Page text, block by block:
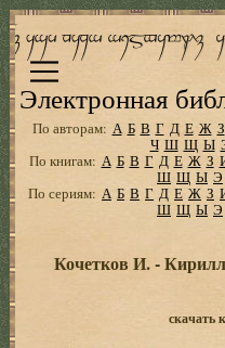
Электронная
По авторам: А Б В Г Д Е Ж З
Ч Ш Щ Ы
По книгам: А Б В Г Д Е Ж З
Ш Щ Ы Э
По сериям: А Б В Г Д Е Ж З
Ш Щ Ы Э
Кочетков И. -
скачать